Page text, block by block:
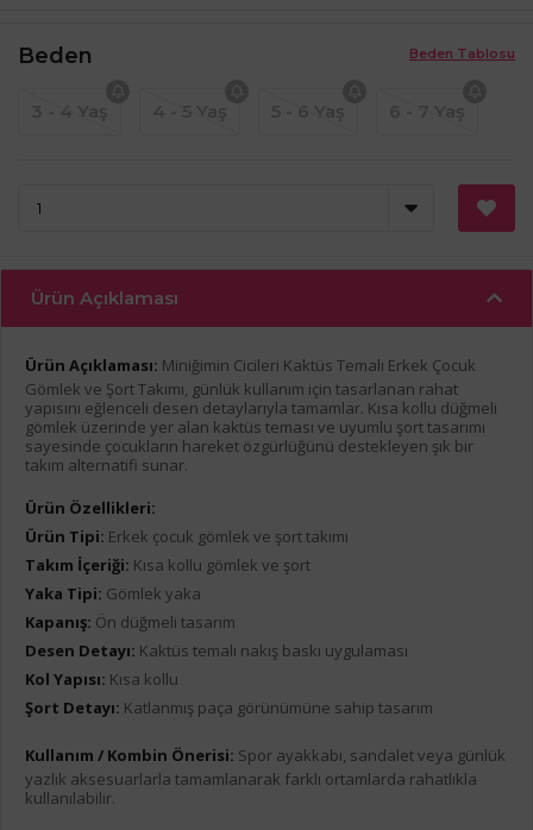
Beden Tablosu
Beden
Ürün Açıklaması
Ürün Açıklaması: Miniğimin Cicileri Kaktüs Temalı Erkek Çocuk
Gömlek ve Şort Takımı, günlük kullanım için tasarlanan rahat
yapısını eğlenceli desen detaylarıyla tamamlar. Kısa kollu düğmeli
gömlek üzerinde yer alan kaktüs teması ve uyumlu şort tasarımı
sayesinde çocukların hareket özgürlüğünü destekleyen şık bir
takım alternatifi sunar.
Ürün Özellikleri:
Ürün Tipi: Erkek çocuk gömlek ve şort takımı
Takım İçeriği: Kısa kollu gömlek ve şort
Yaka Tipi: Gömlek yaka
Kapanış: Ön düğmeli tasarım
Desen Detayı: Kaktüs temalı nakış baskı uygulaması
Kol Yapısı: Kısa kollu
Şort Detayı: Katlanmış paça görünümüne sahip tasarım
Kullanım / Kombin Önerisi: Spor ayakkabı, sandalet veya günlük
yazlık aksesuarlarla tamamlanarak farklı ortamlarda rahatlıkla
kullanılabilir.